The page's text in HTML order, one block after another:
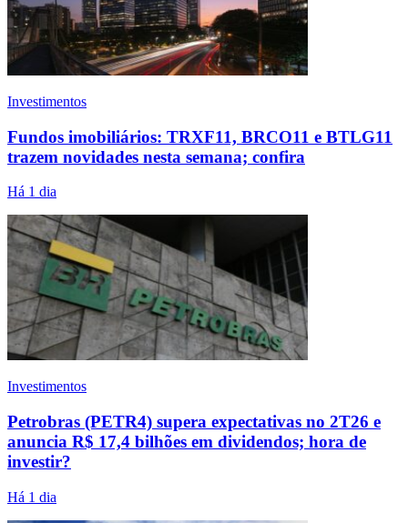
Investimentos
Fundos imobiliários: TRXF11, BRCO11 e BTLG11
trazem novidades nesta semana; confira
Há 1 dia
Investimentos
Petrobras (PETR4) supera expectativas no 2T26 e
anuncia R$ 17,4 bilhões em dividendos; hora de
investir?
Há 1 dia